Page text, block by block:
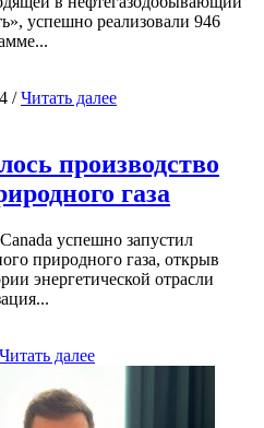
успешно реализовали 946
/Читать далее
производство
газа
успешно запустил
природного газа, открыв
энергетической отрасли
Читать далее